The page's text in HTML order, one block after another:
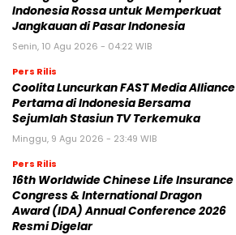
Indonesia Rossa untuk Memperkuat
Jangkauan di Pasar Indonesia
Senin, 10 Agu 2026 - 04:22 WIB
Pers Rilis
Coolita Luncurkan FAST Media Alliance
Pertama di Indonesia Bersama
Sejumlah Stasiun TV Terkemuka
Minggu, 9 Agu 2026 - 23:49 WIB
Pers Rilis
16th Worldwide Chinese Life Insurance
Congress & International Dragon
Award (IDA) Annual Conference 2026
Resmi Digelar